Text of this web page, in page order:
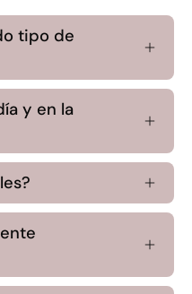
tipo de
y en la